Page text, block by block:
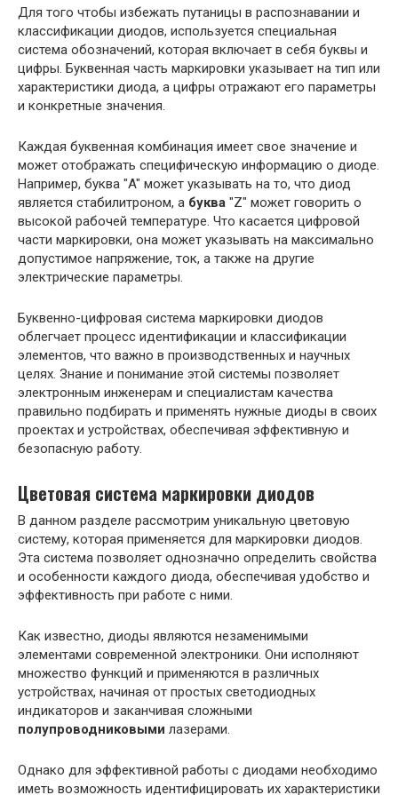
Для того чтобы избежать путаницы в распознавании и
классификации диодов, используется специальная
система обозначений, которая включает в себя буквы и
цифры. Буквенная часть маркировки указывает на тип или
характеристики диода, а цифры отражают его параметры
и конкретные значения.
Каждая буквенная комбинация имеет свое значение и
может отображать специфическую информацию о диоде.
Например, буква "A" может указывать на то, что диод
является стабилитроном, а буква "Z" может говорить о
высокой рабочей температуре. Что касается цифровой
части маркировки, она может указывать на максимально
допустимое напряжение, ток, а также на другие
электрические параметры.
Буквенно-цифровая система маркировки диодов
облегчает процесс идентификации и классификации
элементов, что важно в производственных и научных
целях. Знание и понимание этой системы позволяет
электронным инженерам и специалистам качества
правильно подбирать и применять нужные диоды в своих
проектах и устройствах, обеспечивая эффективную и
безопасную работу.
Цветовая система маркировки диодов
В данном разделе рассмотрим уникальную цветовую
систему, которая применяется для маркировки диодов.
Эта система позволяет однозначно определить свойства
и особенности каждого диода, обеспечивая удобство и
эффективность при работе с ними.
Как известно, диоды являются незаменимыми
элементами современной электроники. Они исполняют
множество функций и применяются в различных
устройствах, начиная от простых светодиодных
индикаторов и заканчивая сложными
полупроводниковыми лазерами.
Однако для эффективной работы с диодами необходимо
иметь возможность идентифицировать их характеристики